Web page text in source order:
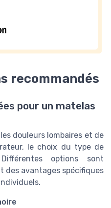
recommandés
pour un matelas
douleurs lombaires et de
le choix du type de
options sont
des avantages spécifiques